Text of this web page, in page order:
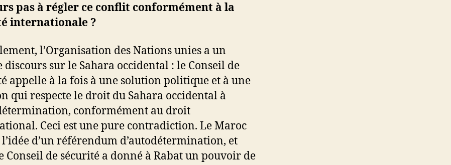
pas à régler ce conflit conformément à la
internationale ?
l’Organisation des Nations unies a un
discours sur le Sahara occidental : le Conseil de
appelle à la fois à une solution politique et à une
qui respecte le droit du Sahara occidental à
conformément au droit
Ceci est une pure contradiction. Le Maroc
d’un référendum d’autodétermination, et
Conseil de sécurité a donné à Rabat un pouvoir de